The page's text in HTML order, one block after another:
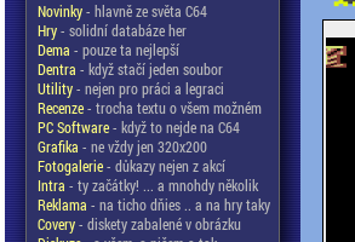
Novinky- hlavně ze světa C64
Hry- solidní databáze her
Dema - pouze ta nejlepší
Dentra - když stačí jeden soubor
Utility- nejen pro práci a legraci
Recenze- trocha textu o všem možném
PC Software- když to nejde na C64
Grafika - ne vždy jen 320x200
Fotogalerie- důkazy nejen z akcí
Intra - ty začátky! ... a mnohdy několik
Reklama - na ticho dňies .. a na hry taky
Covery- diskety zabalené v obrázku